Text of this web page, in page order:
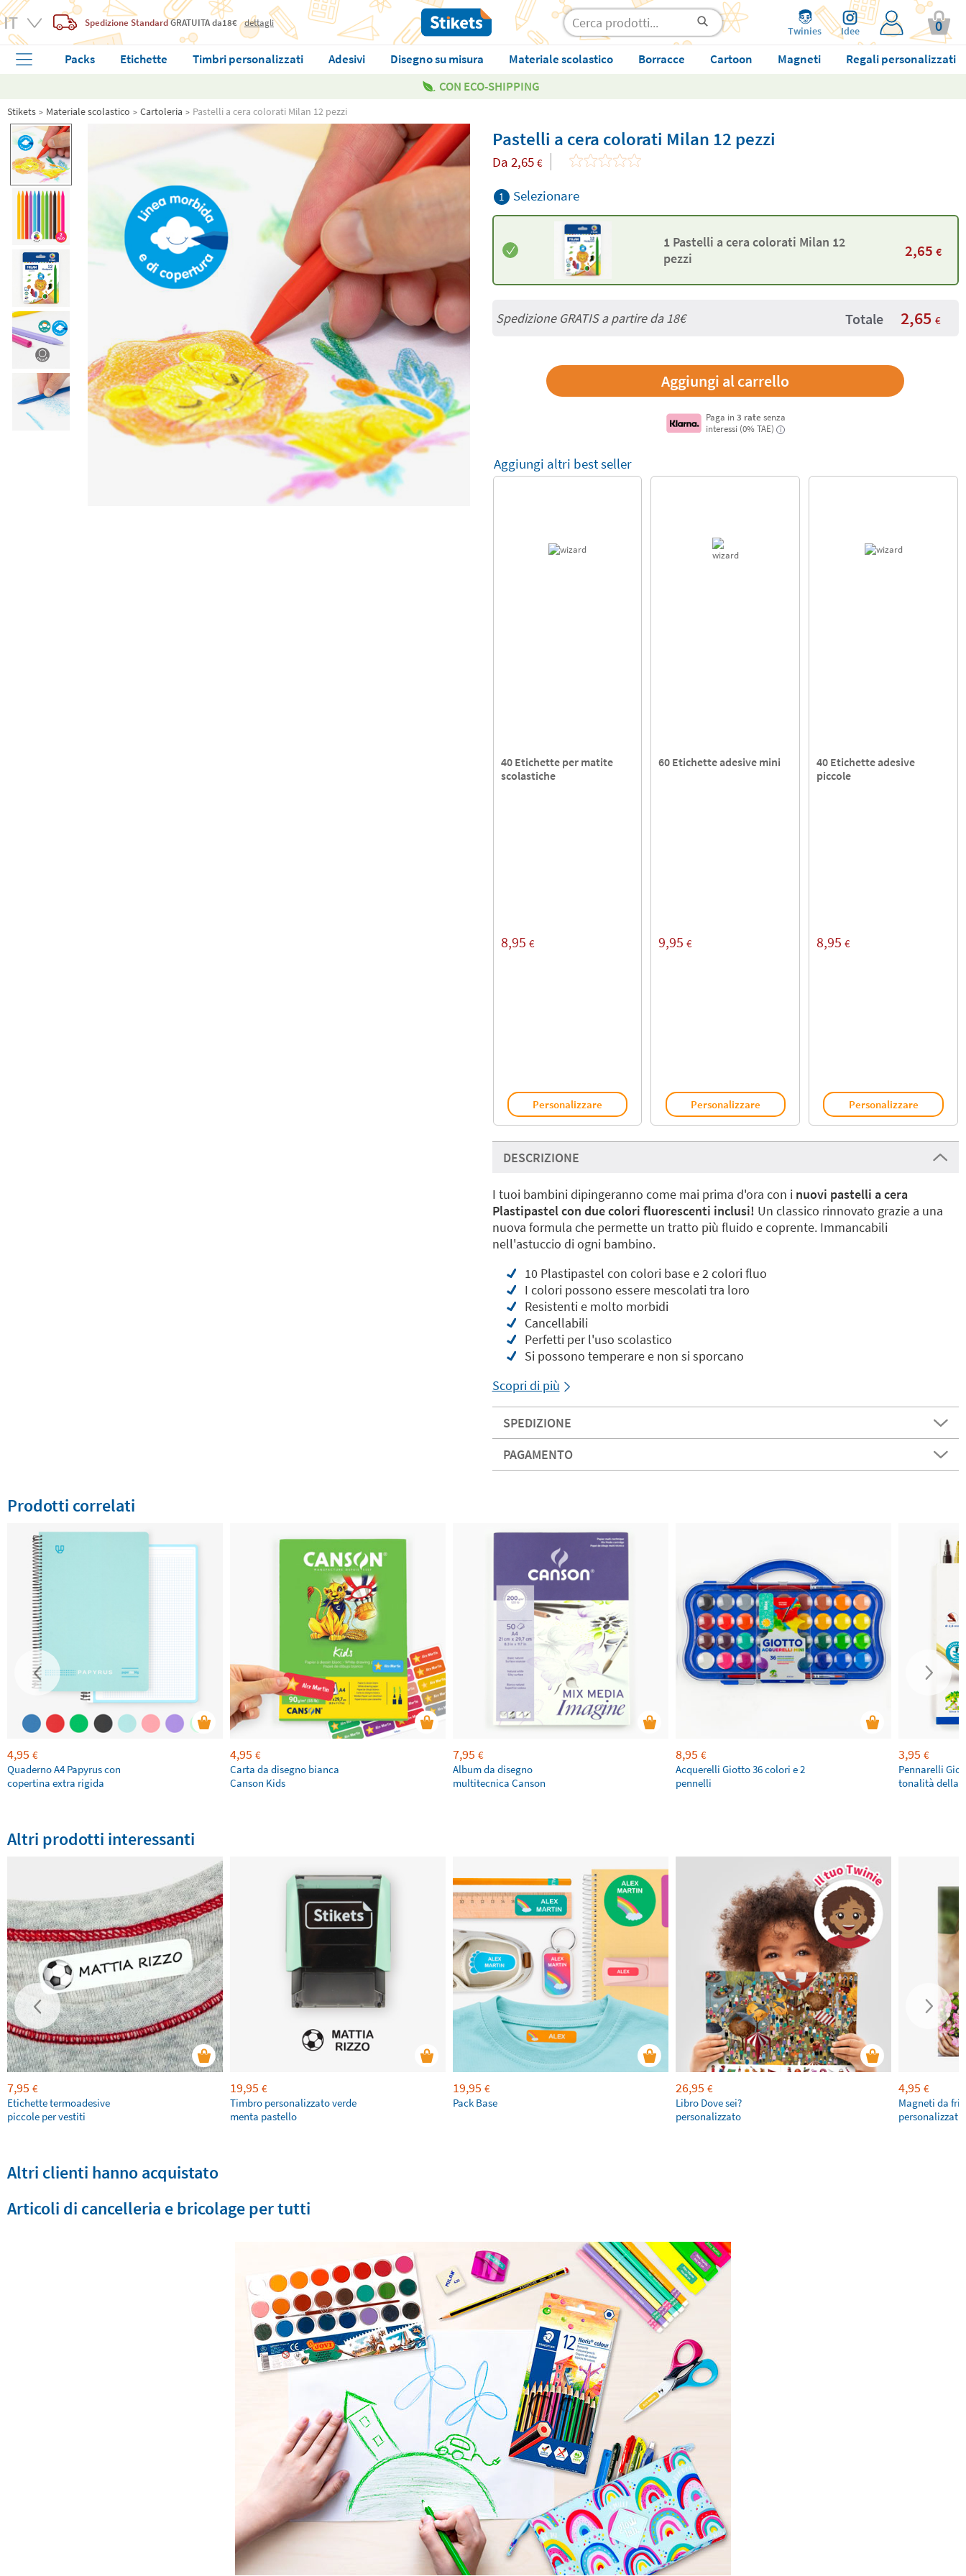
Spedizione StandardGRATUITAda18€ dettagli
Twinies Idee 0
Packs Etichette Timbri personalizzati Adesivi Disegno su misura Materiale scolastico Borracce Cartoon Magneti
Regali personalizzati
CON ECO-SHIPPING
Stikets Materiale scolastico Cartoleria Pastelli a cera colorati Milan 12 pezzi
Pastelli a cera colorati Milan 12 pezzi
Da 2,65 €
1 Selezionare
1 Pastelli a cera colorati Milan 12
pezzi
2,65 €
Spedizione GRATIS a partire da18€ Totale 2,65 €
Paga in 3 rate senza
interessi (0% TAE)
i
Aggiungi altri best seller
40 Etichette per matite
scolastiche
8,95 €
Personalizzare
60 Etichette adesive mini
9,95 €
Personalizzare
40 Etichette adesive
piccole
8,95 €
Personalizzare
DESCRIZIONE
I tuoi bambini dipingeranno come mai prima d'ora con i nuovi pastelli a cera
Plastipastel con due colori fluorescenti inclusi! Un classico rinnovato grazie a una
nuova formula che permette un tratto più fluido e coprente. Immancabili
nell'astuccio di ogni bambino.
10 Plastipastel con colori base e 2 colori fluo
I colori possono essere mescolati tra loro
Resistenti e molto morbidi
Cancellabili
Perfetti per l'uso scolastico
Si possono temperare e non si sporcano
Scopri di più
SPEDIZIONE
PAGAMENTO
Prodotti correlati
4,95 €
Quaderno A4 Papyrus con
copertina extra rigida
4,95 €
Carta da disegno bianca
Canson Kids
7,95 €
Album da disegno
multitecnica Canson
8,95 €
Acquerelli Giotto 36 colori e 2
pennelli
3,95 €
Pennarelli
tonalità della
Altri prodotti interessanti
7,95 €
Etichette termoadesive
piccole per vestiti
19,95 €
Timbro personalizzato verde
menta pastello
19,95 €
Pack Base
26,95 €
Libro Dove sei?
personalizzato
4,95 €
Magneti da
personalizzati
Altri clienti hanno acquistato
Articoli di cancelleria e bricolage per tutti